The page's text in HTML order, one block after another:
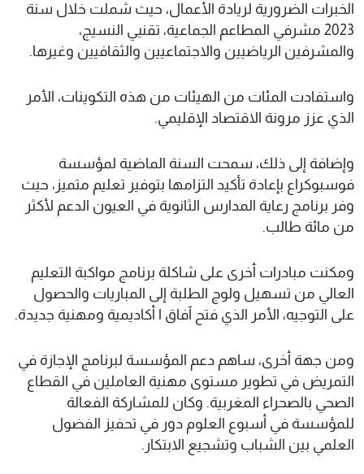
الخبرات الضرورية لريادة الأعمال، حيث شملت خلال سنة
2023 مشرفي المطاعم الجماعية، تقنيي النسيج،
والمشرفين الرياضيين والاجتماعيين والثقافيين وغيرها.
واستفادت المئات من الهيئات من هذه التكوينات، الأمر
الذي عزز مرونة الاقتصاد الإقليمي.
وإضافة إلى ذلك، سمحت السنة الماضية لمؤسسة
فوسبوكراع بإعادة تأكيد التزامها بتوفير تعليم متميز، حيث
وفر برنامج رعاية المدارس الثانوية في العيون الدعم لأكثر
من مائة طالب.
ومكنت مبادرات أخرى على شاكلة برنامج مواكبة التعليم
العالي من تسهيل ولوج الطلبة إلى المباريات والحصول
على التوجيه، الأمر الذي فتح آفاق ا أكاديمية ومهنية جديدة.
ومن جهة أخرى، ساهم دعم المؤسسة لبرنامج الإجازة في
التمريض في تطوير مستوى مهنية العاملين في القطاع
الصحي بالصحراء المغربية. وكان للمشاركة الفعالة
للمؤسسة في أسبوع العلوم دور في تحفيز الفضول
العلمي بين الشباب وتشجيع الابتكار.